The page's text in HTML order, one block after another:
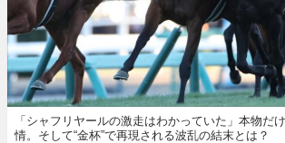
「シャフリヤールの激走はわかっていた」本物だ
情。そして“金杯”で再現される波乱の結末とは？